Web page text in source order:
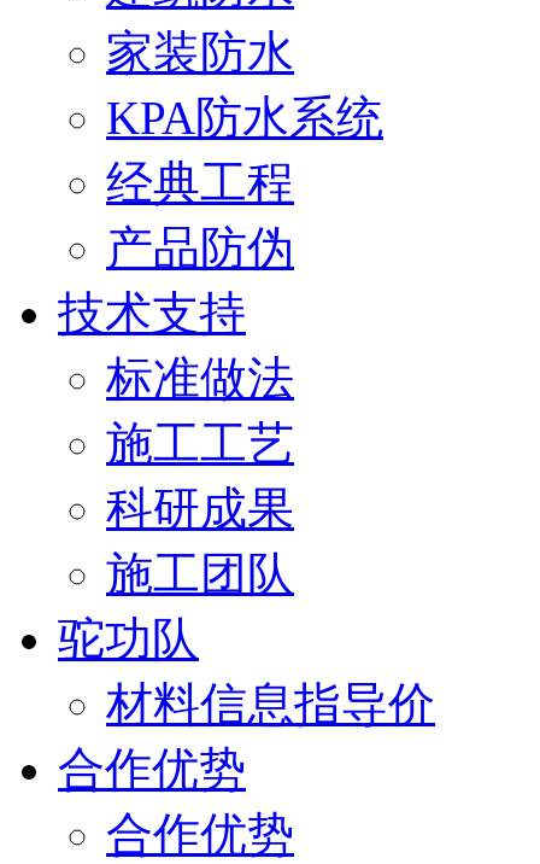
家装防水
KPA防水系统
经典工程
产品防伪
技术支持
标准做法
施工工艺
科研成果
施工团队
驼功队
材料信息指导价
合作优势
合作优势